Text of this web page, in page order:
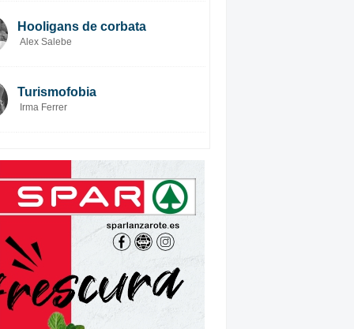
Hooligans de corbata
Alex Salebe
Turismofobia
Irma Ferrer